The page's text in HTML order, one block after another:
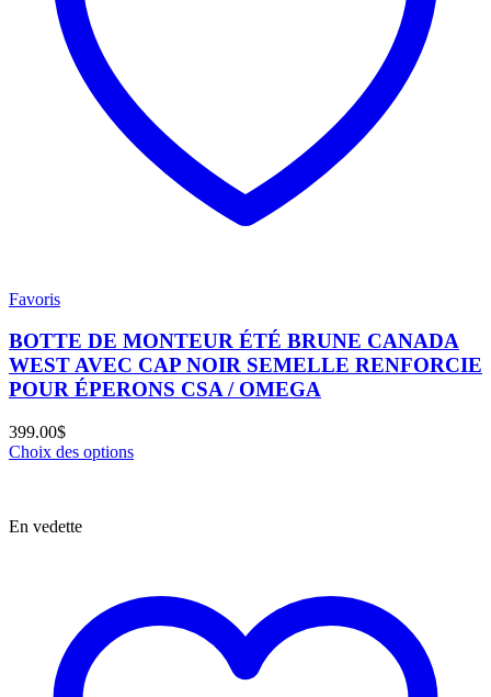
Favoris
BOTTE DE MONTEUR ÉTÉ BRUNE CANADA
WEST AVEC CAP NOIR SEMELLE RENFORCIE
POUR ÉPERONS CSA / OMEGA
399.00$
Choix des options
En vedette